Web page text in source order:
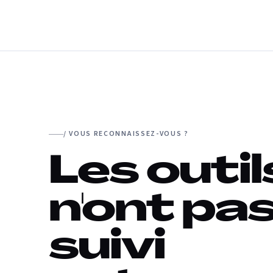
/ VOUS RECONNAISSEZ-VOUS ?
Les
n'ont
suivi